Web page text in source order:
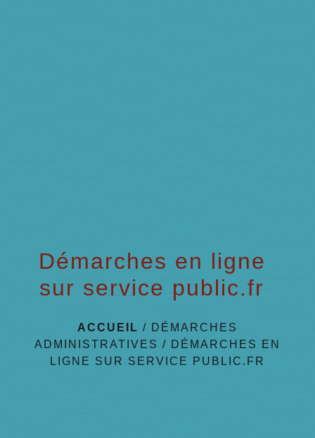
Démarches en ligne
sur service public.fr
ACCUEIL / DÉMARCHES
ADMINISTRATIVES / DÉMARCHES EN
LIGNE SUR SERVICE PUBLIC.FR